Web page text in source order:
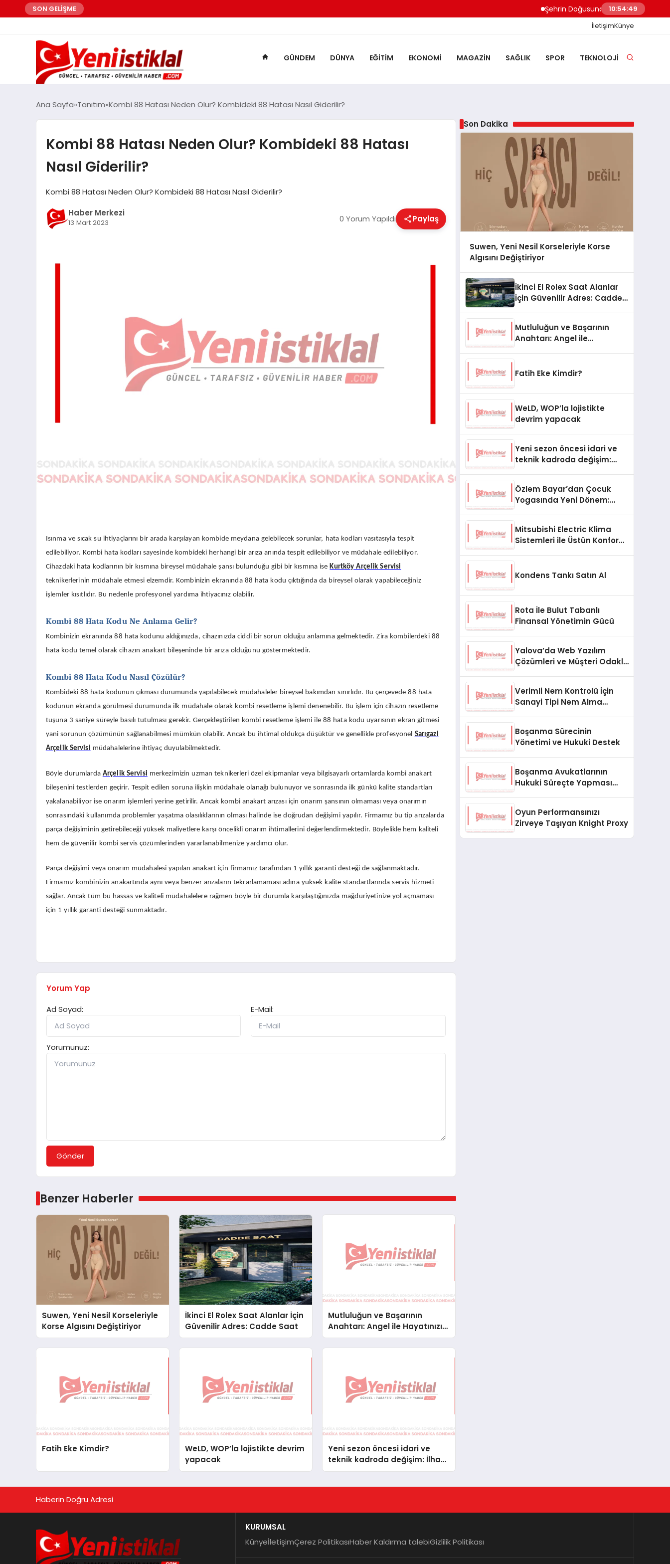
SON GELİŞME Şehrin Doğusundan Boğaz Kıyılarına
10:54:50
İletişimKünye
GÜNDEM DÜNYA EĞITIM EKONOMI MAGAZIN SAĞLIK SPOR TEKNOLOJI
Ana Sayfa Tanıtım Kombi 88 Hatası Neden Olur? Kombideki 88 Hatası Nasıl Giderilir?
Kombi 88 Hatası Neden Olur? Kombideki 88 Hatası
Nasıl Giderilir?
Kombi 88 Hatası Neden Olur? Kombideki 88 Hatası Nasıl Giderilir?
Haber Merkezi
13 Mart 2023 0 Yorum Yapıldı Paylaş
Isınma ve sıcak su ihtiyaçlarını bir arada karşılayan kombide meydana gelebilecek sorunlar, hata kodları vasıtasıyla tespit
edilebiliyor. Kombi hata kodları sayesinde kombideki herhangi bir arıza anında tespit edilebiliyor ve müdahale edilebiliyor.
Cihazdaki hata kodlarının bir kısmına bireysel müdahale şansı bulunduğu gibi bir kısmına iseKurtköy Arçelik Servisi
teknikerlerinin müdahale etmesi elzemdir. Kombinizin ekranında 88 hata kodu çıktığında da bireysel olarak yapabileceğiniz
işlemler kısıtlıdır. Bu nedenle profesyonel yardıma ihtiyacınız olabilir.
Kombi 88 Hata Kodu Ne Anlama Gelir?
Kombinizin ekranında 88 hata kodunu aldığınızda, cihazınızda ciddi bir sorun olduğu anlamına gelmektedir. Zira kombilerdeki 88
hata kodu temel olarak cihazın anakart bileşeninde bir arıza olduğunu göstermektedir.
Kombi 88 Hata Kodu Nasıl Çözülür?
Kombideki 88 hata kodunun çıkması durumunda yapılabilecek müdahaleler bireysel bakımdan sınırlıdır. Bu çerçevede 88 hata
kodunun ekranda görülmesi durumunda ilk müdahale olarak kombi resetleme işlemi denenebilir. Bu işlem için cihazın resetleme
tuşuna 3 saniye süreyle basılı tutulması gerekir. Gerçekleştirilen kombi resetleme işlemi ile 88 hata kodu uyarısının ekran gitmesi
yani sorunun çözümünün sağlanabilmesi mümkün olabilir. Ancak bu ihtimal oldukça düşüktür ve genellikle profesyonel Sarıgazi
Arçelik Servisi müdahalelerine ihtiyaç duyulabilmektedir.
Böyle durumlarda Arçelik Servisi merkezimizin uzman teknikerleri özel ekipmanlar veya bilgisayarlı ortamlarda kombi anakart
bileşenini testlerden geçirir. Tespit edilen soruna ilişkin müdahale olanağı bulunuyor ve sonrasında ilk günkü kalite standartları
yakalanabiliyor ise onarım işlemleri yerine getirilir. Ancak kombi anakart arızası için onarım şansının olmaması veya onarımın
sonrasındaki kullanımda problemler yaşatma olasılıklarının olması halinde ise doğrudan değişimi yapılır. Firmamız bu tip arızalarda
parça değişiminin getirebileceği yüksek maliyetlere karşı öncelikli onarım ihtimallerini değerlendirmektedir. Böylelikle hem kaliteli
hem de güvenilir kombi servis çözümlerinden yararlanabilmenize yardımcı olur.
Parça değişimi veya onarım müdahalesi yapılan anakart için firmamız tarafından 1 yıllık garanti desteği de sağlanmaktadır.
Firmamız kombinizin anakartında aynı veya benzer arızaların tekrarlamaması adına yüksek kalite standartlarında servis hizmeti
sağlar. Ancak tüm bu hassas ve kaliteli müdahalelere rağmen böyle bir durumla karşılaştığınızda mağduriyetinize yol açmaması
için 1 yıllık garanti desteği sunmaktadır.
Yorum Yap
Ad Soyad:
E-Mail:
Yorumunuz:
Gönder
Benzer Haberler
Suwen, Yeni Nesil Korseleriyle
Korse Algısını Değiştiriyor
İkinci El Rolex Saat Alanlar İçin
Güvenilir Adres: Cadde Saat
Mutluluğun ve Başarının
Anahtarı: Angel ile Hayatınızı
Yeniden Keşfedin
Fatih Eke Kimdir?
WeLD, WOP’la lojistikte devrim
yapacak
Yeni sezon öncesi idari ve
teknik kadroda değişim: İlhan
Akbaş, Diyarbekirspor aşkanı
Son Dakika
Suwen, Yeni Nesil Korseleriyle Korse
Algısını Değiştiriyor
İkinci El Rolex Saat Alanlar
İçin Güvenilir Adres: Cadde
Mutluluğun ve Başarının
Anahtarı: Angel ile
Fatih Eke Kimdir?
WeLD, WOP’la lojistikte
devrim yapacak
Yeni sezon öncesi idari ve
teknik kadroda değişim:
Özlem Bayar’dan Çocuk
Yogasında Yeni Dönem:
Mitsubishi Electric Klima
Sistemleri ile Üstün Konfor
Kondens Tankı Satın Al
Rota İle Bulut Tabanlı
Finansal Yönetimin Gücü
Yalova’da Web Yazılım
Çözümleri ve Müşteri Odaklı
Verimli Nem Kontrolü İçin
Sanayi Tipi Nem Alma
Boşanma Sürecinin
Yönetimi ve Hukuki Destek
Boşanma Avukatlarının
Hukuki Süreçte Yapması
Oyun Performansınızı
Zirveye Taşıyan Knight Proxy
Haberin Doğru Adresi
KURUMSAL
KünyeİletişimÇerez PolitikasıHaber Kaldırma talebiGizlilik Politikası